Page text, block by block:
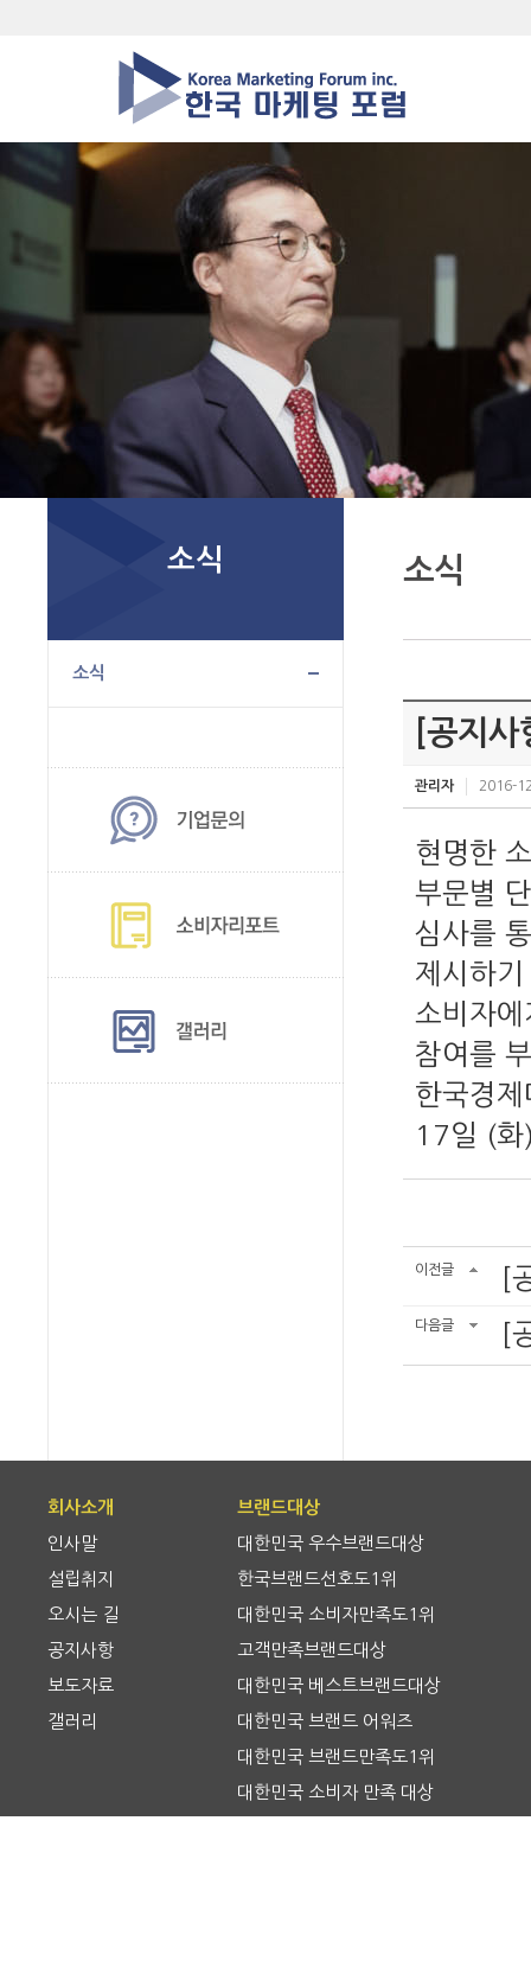
소식
소식
소식
[공지
관리자 2016-
현명한
부문별
심사를
제시하
소비자
참여를
한국경
17일 (화
이전글 [
다음글 [
회사소개
인사말
설립취지
오시는 길
공지사항
보도자료
갤러리
브랜드대상
대한민국 우수브랜드대상
한국브랜드선호도1위
대한민국 소비자만족도1위
고객만족브랜드대상
대한민국 베스트브랜드대상
대한민국 브랜드 어워즈
대한민국 브랜드만족도1위
대한민국 소비자 만족 대상